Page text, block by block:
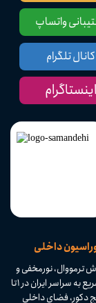
داخلی
ترمووال، نورمخفی و
ابزارهای دکوراسیون داخلی با کیفیت بالا و تنوع بی‌نظیر. ارسال سریع به سراسر ایران در ۱ تا
دکور، فضای داخلی
واتساپ
کانال تلگرام
اینستاگرام